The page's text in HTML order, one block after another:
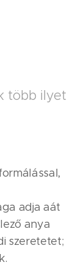
több ilyet
adja aát
anya
szeretetet;